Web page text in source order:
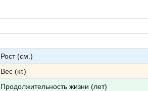
Рост (см.)
Вес (кг.)
Продолжительность жизни (лет)